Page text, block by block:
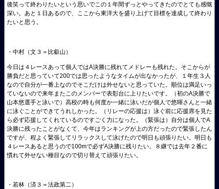
後笑って終わりたいという思いでこの１年間ずっとやってきたのでとても感慨
深い。あと１日あるので、ここから東洋大を盛り上げて目標を達成して終わり
たいと思う。
・中村（文３＝比叡山）
今日は４レースあって個人ではA決勝に残れてメドレーも残れた。そこからが
勝負だと思っていて200では思ったようなタイムが出なかったが、１年生３人
なので自分が一番上なのでそこだけは外せないと思っていた。順位は満足いっ
ていないので来年またこのメンバーで表彰台に上りたいです。（初のA決勝で
山本悠選手と泳いで）高校の時も何度か一緒に泳いだが個人で悠暉さんと一緒
に泳ぐことができてうれしかった。（リレーの応援は）泳ぐ前に応援席を見た
ら必ず応援してくれているのですごく力になった。（緊張は）自分は個人でA
決勝に残ったことがなくて、今年はランキングが上の方だったので緊張したん
ですが、程よく緊張してリラックスして泳げたので明日も頑張りたい。明日も
４レースあると思うので100mで必ずA決勝に残りたい。８継では去年２番に
慣れて外せない種目なので切り替えて頑張りたい。
・若林（済３＝法政第二）